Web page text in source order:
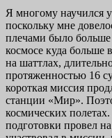
Я многому научился
поскольку мне
плечами было больше
космосе куда больше
на шаттлах,
протяженностью 16
короткая миссия
станции «Мир».
космических
подготовки провел